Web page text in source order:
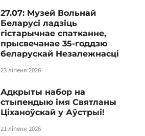
27.07: Музей Вольнай
Беларусі ладзіць
гістарычнае спатканне,
прысвечанае 35-годдзю
беларускай Незалежнасці
23 ліпеня 2026
Адкрыты набор на
стыпендыю імя Святланы
Ціханоўскай у Аўстрыі!
21 ліпеня 2026